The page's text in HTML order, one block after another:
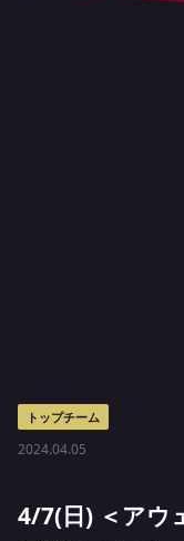
トップチーム
2024.04.05
4/7(日) ＜アウ